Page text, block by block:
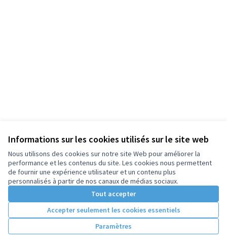
Informations sur les cookies utilisés sur le site web
Nous utilisons des cookies sur notre site Web pour améliorer la
performance et les contenus du site. Les cookies nous permettent
de fournir une expérience utilisateur et un contenu plus
personnalisés à partir de nos canaux de médias sociaux.
Tout accepter
Accepter seulement les cookies essentiels
Paramètres